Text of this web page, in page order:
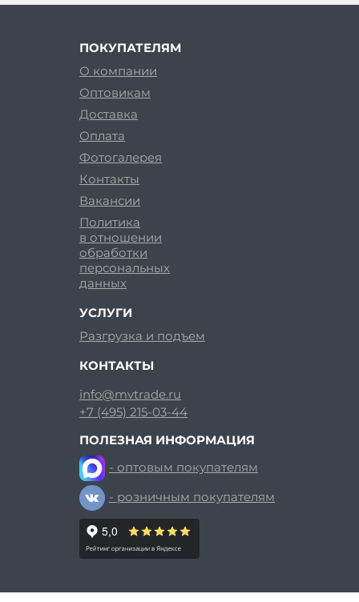
ПОКУПАТЕЛЯМ
О компании
Оптовикам
Доставка
Оплата
Фотогалерея
Контакты
Вакансии
Политика
в отношении
обработки
персональных
данных
УСЛУГИ
Разгрузка и подъем
КОНТАКТЫ
info@mvtrade.ru
+7 (495) 215-03-44
ПОЛЕЗНАЯ ИНФОРМАЦИЯ
- оптовым покупателям
- розничным покупателям